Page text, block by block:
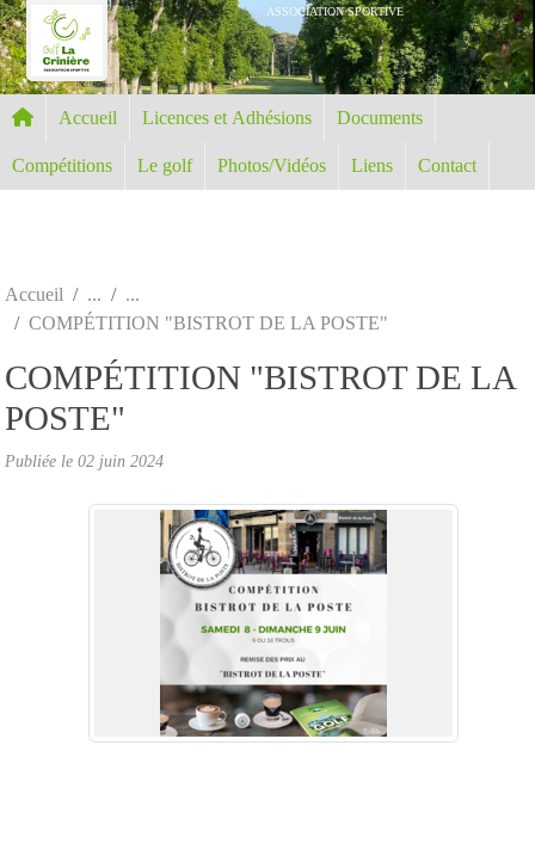
ASSOCIATION SPORTIVE
Accueil Licences et Adhésions Documents
Compétitions Le golf Photos/Vidéos Liens Contact
Accueil
COMPÉTITION "BISTROT DE LA POSTE"
COMPÉTITION "BISTROT DE LA
POSTE"
Publiée le 02 juin 2024
Panneau de gestion des cookies